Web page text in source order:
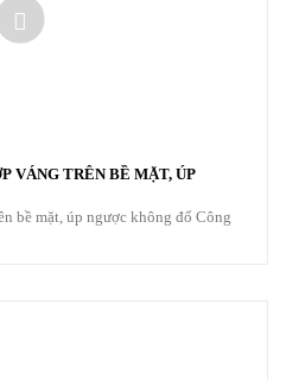
VÁNG TRÊN BỀ MẶT, ÚP
bề mặt, úp ngược không đổ Công